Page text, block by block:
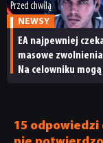
Przed chwilą
NEWSY
EA najpewniej
masowe
Na celowniku mogą
15 odpowiedzi